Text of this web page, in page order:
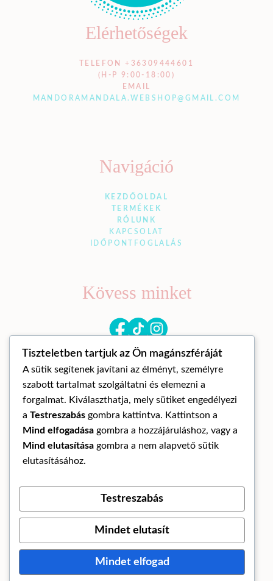
Elérhetőségek
TELEFON +36309444601
(H-P 9:00-18:00)
EMAIL
MANDORAMANDALA.WEBSHOP@GMAIL.COM
Navigáció
KEZDŐOLDAL
TERMÉKEK
RÓLUNK
KAPCSOLAT
IDŐPONTFOGLALÁS
Kövess minket
© Mandora mandala 2026
ÁLTALÁNOS SZERZŐDÉSI FELTÉTELEK
Az oldalt készítette:
Tiszteletben tartjuk az Ön magánszféráját
A sütik segítenek javítani az élményt, személyre
szabott tartalmat szolgáltatni és elemezni a
forgalmat. Kiválaszthatja, mely sütiket engedélyezi
a Testreszabás gombra kattintva. Kattintson a
Mind elfogadása gombra a hozzájáruláshoz, vagy a
Mind elutasítása gombra a nem alapvető sütik
elutasításához.
Testreszabás
Mindet elutasít
Mindet elfogad